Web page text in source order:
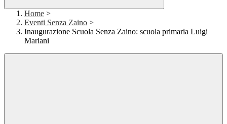
Home >
Eventi Senza Zaino >
Inaugurazione Scuola Senza Zaino: scuola primaria Luigi
Mariani